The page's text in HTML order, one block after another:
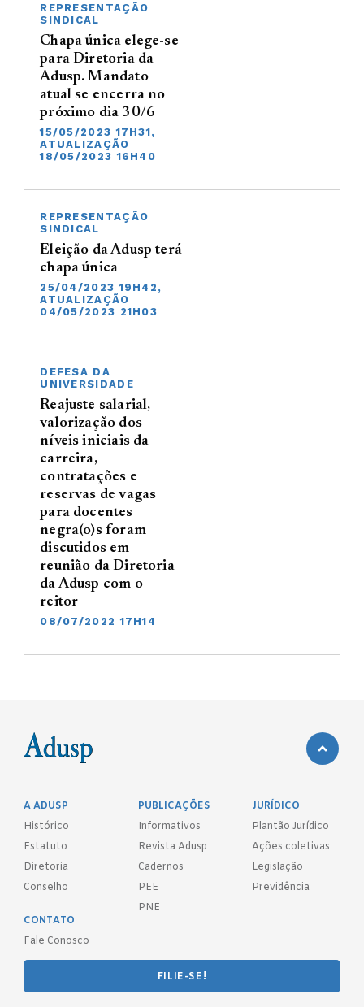
REPRESENTAÇÃO
SINDICAL
Chapa única elege-se
para Diretoria da
Adusp. Mandato
atual se encerra no
próximo dia 30/6
15/05/2023 17H31,
ATUALIZAÇÃO
18/05/2023 16H40
REPRESENTAÇÃO
SINDICAL
Eleição da Adusp terá
chapa única
25/04/2023 19H42,
ATUALIZAÇÃO
04/05/2023 21H03
DEFESA DA
UNIVERSIDADE
Reajuste salarial,
valorização dos
níveis iniciais da
carreira,
contratações e
reservas de vagas
para docentes
negra(o)s foram
discutidos em
reunião da Diretoria
da Adusp com o
reitor
08/07/2022 17H14
A ADUSP
Histórico
Estatuto
Diretoria
Conselho
PUBLICAÇÕES
Informativos
Revista Adusp
Cadernos
PEE
PNE
JURÍDICO
Plantão Jurídico
Ações coletivas
Legislação
Previdência
CONTATO
Fale Conosco
FILIE-SE!